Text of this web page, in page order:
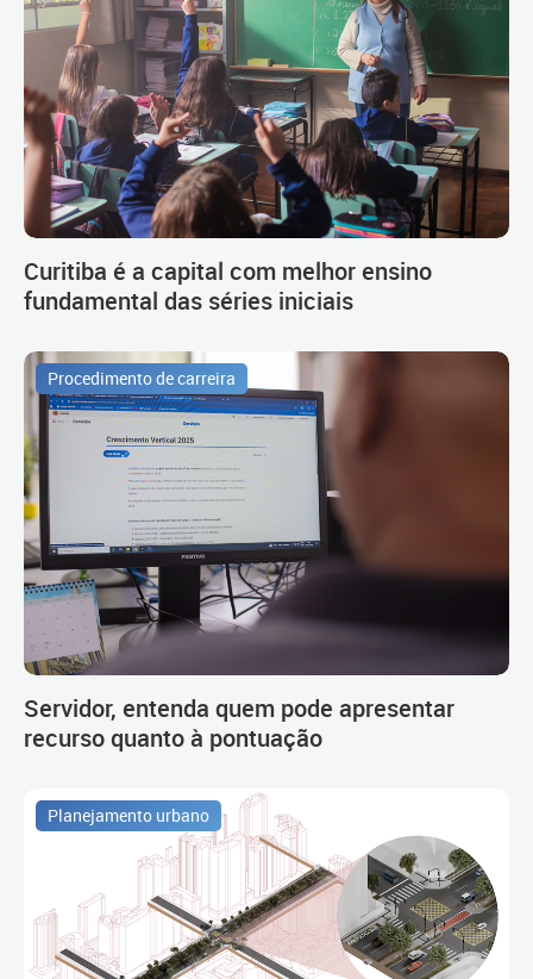
Curitiba é a capital com melhor ensino
fundamental das séries iniciais
Procedimento de carreira
Servidor, entenda quem pode apresentar
recurso quanto à pontuação
Planejamento urbano